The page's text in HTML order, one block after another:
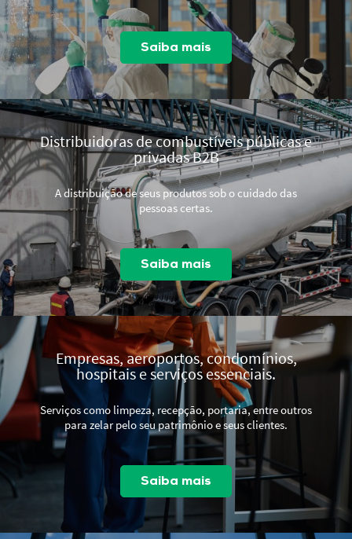
Saiba mais
Distribuidoras de combustíveis públicas e
privadas B2B
A distribuição de seus produtos sob o cuidado das
pessoas certas.
Saiba mais
Empresas, aeroportos, condomínios,
hospitais e serviços essenciais.
Serviços como limpeza, recepção, portaria, entre outros
para zelar pelo seu patrimônio e seus clientes.
Saiba mais